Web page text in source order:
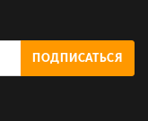
ПОДПИСАТЬСЯ